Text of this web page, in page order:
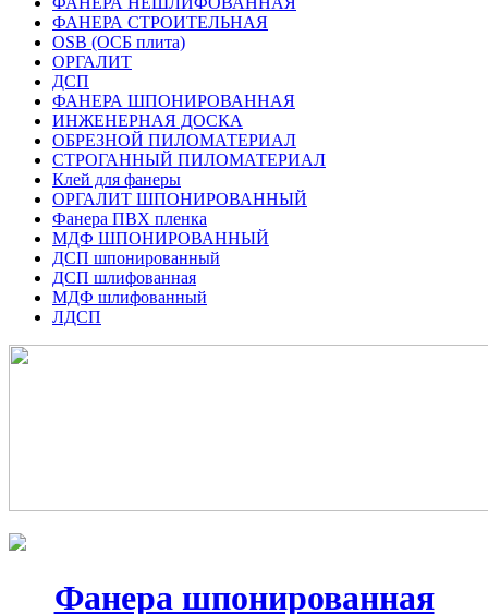
ФАНЕРА СТРОИТЕЛЬНАЯ
OSB (ОСБ плита)
ОРГАЛИТ
ДСП
ФАНЕРА ШПОНИРОВАННАЯ
ИНЖЕНЕРНАЯ ДОСКА
ОБРЕЗНОЙ ПИЛОМАТЕРИАЛ
СТРОГАННЫЙ ПИЛОМАТЕРИАЛ
Клей для фанеры
ОРГАЛИТ ШПОНИРОВАННЫЙ
Фанера ПВХ пленка
МДФ ШПОНИРОВАННЫЙ
ДСП шпонированный
ДСП шлифованная
МДФ шлифованный
ЛДСП
Фанера шпонированная